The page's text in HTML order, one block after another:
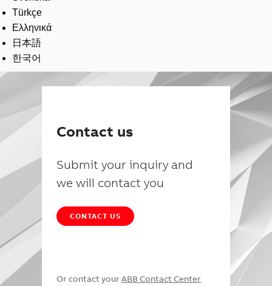
Türkçe
Ελληνικά
日本語
한국어
Contact us
Submit your inquiry and
we will contact you
CONTACT US
Or contact your ABB Contact Center